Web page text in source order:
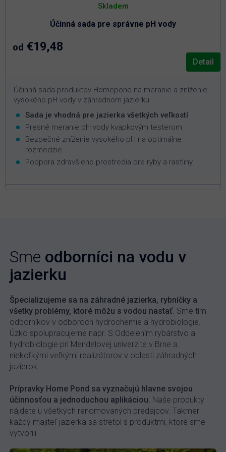
Účinná sada pre správne pH vody
Skladem
od €19,48
Detail
Účinná sada produktov Homepond na meranie a zníženie
vysokého pH vody v záhradnom jazierku.
Sada je vhodná pre jazierka všetkých veľkostí
Presné meranie pH vody kvapkovým testerom
Bezpečné zníženie vysokého pH na optimálne
rozmedzie
Podpora zdravšieho prostredia pre ryby a rastliny
Sme odborníci na vodu v
jazierku
Špecializujeme sa na záhradné jazierka, rybníčky a
všetky problémy, ktoré môžu s vodou nastať . Sme tím
odborníkov v odboroch hydrochemie a hydrobiologie.
Úzko spolupracujeme napr. S Oddelením rybárstvo a
hydrobiologie pri Mendelovej univerzite v Brne a
niekoľkými veľkými realizátorov v oblasti záhradných
jazierok.
Prípravky Home Pond sa vyznačujú hlavne svojou
účinnosťou a jednoduchou aplikáciou. Naše produkty
nájdete u všetkých renomovaných predajcov. Takmer
každý majiteľ jazierka sa stretol s produktmi, ktoré sme
vytvorili.